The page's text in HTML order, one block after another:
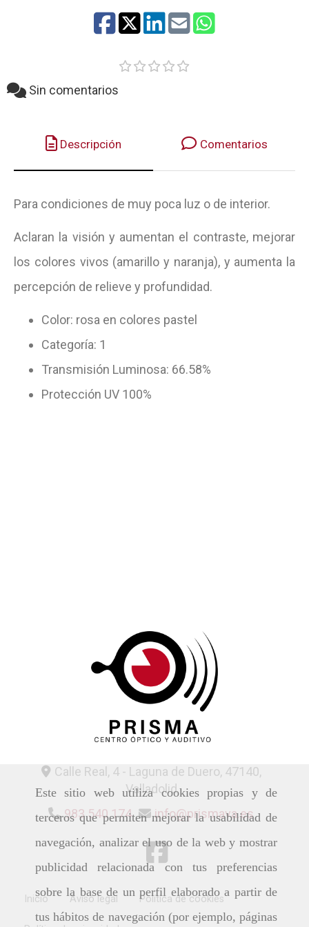
Este sitio web utiliza cookies propias y de
terceros que permiten mejorar la usabilidad de
navegación, analizar el uso de la web y mostrar
publicidad relacionada con tus preferencias
sobre la base de un perfil elaborado a partir de
tus hábitos de navegación (por ejemplo, páginas
Sin comentarios
Descripción Comentarios
Para condiciones de muy poca luz o de interior.
Aclaran la visión y aumentan el contraste, mejorar
los colores vivos (amarillo y naranja), y aumenta la
percepción de relieve y profundidad.
Color: rosa en colores pastel
Categoría: 1
Transmisión Luminosa: 66.58%
Protección UV 100%
Calle Real, 4 - Laguna de Duero, 47140,
Valladolid
983 540 174
info prismava.es
Inicio Aviso legal Política de cookies